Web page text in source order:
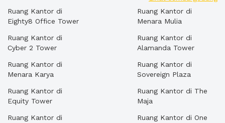
Ruang Kantor di
Eighty8 Office Tower
Ruang Kantor di
Cyber 2 Tower
Ruang Kantor di
Menara Karya
Ruang Kantor di
Equity Tower
Ruang Kantor di
Ruang Kantor di
Menara Mulia
Ruang Kantor di
Alamanda Tower
Ruang Kantor di
Sovereign Plaza
Ruang Kantor di The
Maja
Ruang Kantor di One